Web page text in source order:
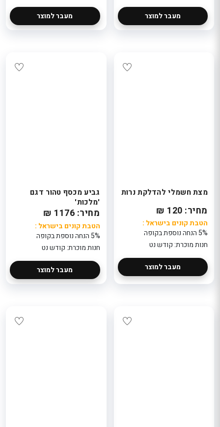
מעבר למוצר מעבר למוצר
מצת חשמלי להדלקת נרות
מחיר: 120 ₪
הטבת קונים בישראל :
5% הנחה נוספת בקופה
חנות מוכרת: קודש נט
מעבר למוצר
גביע מכסף טהור דגם
'מלכות'
מחיר: 1176 ₪
הטבת קונים בישראל :
5% הנחה נוספת בקופה
חנות מוכרת: קודש נט
מעבר למוצר